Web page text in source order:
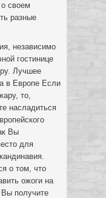
своем
разные
независимо
гостинице
Лучшее
в Европе Если
то,
насладиться
Вы
для
о том, что
ожоги на
получите